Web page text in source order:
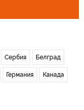
Сербия Белград
Германия Канада